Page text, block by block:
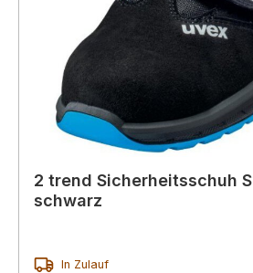
2 trend Sicherheitsschuh
schwarz
In Zulauf